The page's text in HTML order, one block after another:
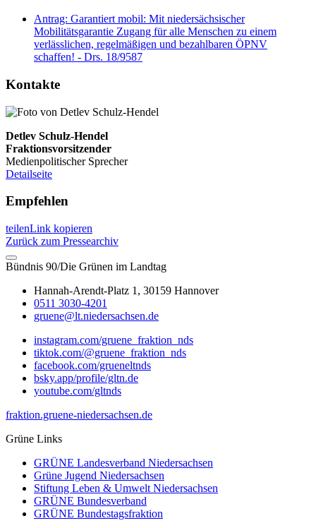
Antrag: Garantiert mobil: Mit niedersächsischer
Mobilitätsgarantie Zugang für alle Menschen zu einem
verlässlichen, regelmäßigen und bezahlbaren ÖPNV
schaffen! - Drs. 18/9587
Kontakte
Detlev Schulz-Hendel
Fraktionsvorsitzender
Medienpolitischer Sprecher
Detailseite
Empfehlen
teilenLink kopieren
Zurück zum Pressearchiv
Bündnis 90/Die Grünen im Landtag
Hannah-Arendt-Platz 1, 30159 Hannover
0511 3030-4201
gruene@lt.niedersachsen.de
instagram.com/gruene_fraktion_nds
tiktok.com/@gruene_fraktion_nds
facebook.com/grueneltnds
bsky.app/profile/gltn.de
youtube.com/gltnds
fraktion.gruene-niedersachsen.de
Grüne Links
GRÜNE Landesverband Niedersachsen
Grüne Jugend Niedersachsen
Stiftung Leben & Umwelt Niedersachsen
GRÜNE Bundesverband
GRÜNE Bundestagsfraktion